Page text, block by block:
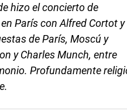
hizo el concierto de
París con Alfred Cortot y
de París, Moscú y
y Charles Munch, entre
Profundamente